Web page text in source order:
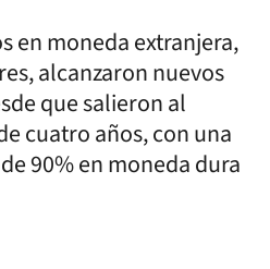
en moneda extranjera,
alcanzaron nuevos
que salieron al
cuatro años, con una
90% en moneda dura